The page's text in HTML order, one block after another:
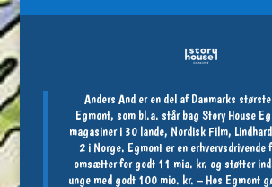
Anders And er en del af Danmarks
Egmont, som bl.a. står bag Story House
magasiner i 30 lande, Nordisk Film,
2 i Norge. Egmont er en erhvervsdrivende
omsætter for godt 11 mia. kr. og støtter
unge med godt 100 mio. kr. – Hos Egmont